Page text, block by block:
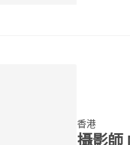
香港
攝影師